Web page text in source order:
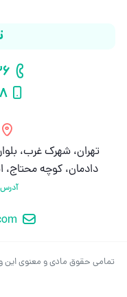
تهران، شهرک غرب،
دادمان، کوچه
ایمیل
تمامی حقوق مادی و معنوی